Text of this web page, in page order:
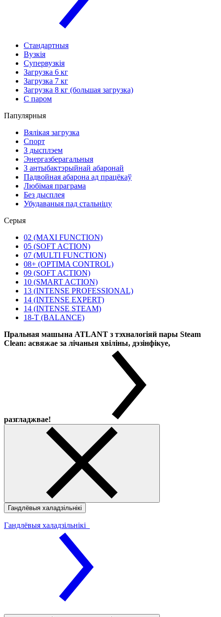
Стандартныя
Вузкія
Супервузкія
Загрузка 6 кг
Загрузка 7 кг
Загрузка 8 кг (большая загрузка)
С паром
Папулярныя
Вялікая загрузка
Спорт
З дысплэем
Энергазберагальныя
З антыбактэрыйнай абаронай
Падвойная абарона ад працёкаў
Любімая праграма
Без дысплея
Убудаваныя пад стальніцу
Серыя
02 (MAXI FUNCTION)
05 (SOFT ACTION)
07 (MULTI FUNCTION)
08+ (OPTIMA CONTROL)
09 (SOFT ACTION)
10 (SMART ACTION)
13 (INTENSE PROFESSIONAL)
14 (INTENSE EXPERT)
14 (INTENSE STEAM)
18-T (BALANCE)
Пральная машына ATLANT з тэхналогіяй пары Steam
Clean: асвяжае за лічаныя хвіліны, дэзінфікуе,
разгладжвае!
Гандлёвыя халадзільнікі
Гандлёвыя халадзільнікі